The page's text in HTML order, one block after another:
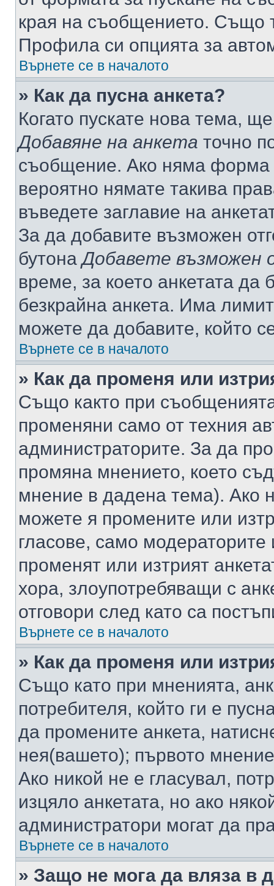
края на съобщението. Също
Профила си опцията за
Върнете се в началото
» Как да пусна анкета?
Когато пускате нова тема,
Добавяне на анкета точно
съобщение. Ако няма форма
вероятно нямате такива
въведете заглавие на
За да добавите възможен
бутонаДобавете възможен
време, за което анкетата да
безкрайна анкета. Има
можете да добавите, който
Върнете се в началото
» Как да променя или
Също както при
променяни само от техния
администраторите. За да
промяна мнението, което
мнение в дадена тема). Ако
можете я промените или
гласове, само
променят или изтрият
хора, злоупотребяващи с
отговори след като са
Върнете се в началото
» Как да променя или
Също като при мненията,
потребителя, който ги е
да промените анкета,
нея(вашето); първото
Ако никой не е гласувал,
изцяло анкетата, но ако
администратори могат да
Върнете се в началото
» Защо не мога да вляза в